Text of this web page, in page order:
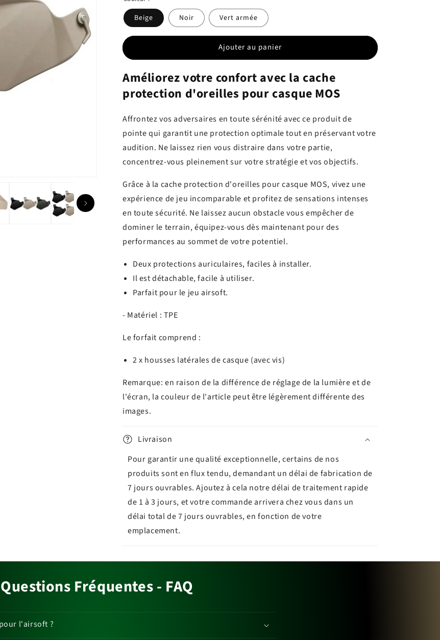
Beige Noir Vert armée
Ajouter au panier
Améliorez votre confort avec la cache
protection d'oreilles pour casque MOS
Affrontez vos adversaires en toute sérénité avec ce produit de
pointe qui garantit une protection optimale tout en préservant votre
audition. Ne laissez rien vous distraire dans votre partie,
concentrez-vous pleinement sur votre stratégie et vos objectifs.
Grâce à la cache protection d'oreilles pour casque MOS, vivez une
expérience de jeu incomparable et profitez de sensations intenses
en toute sécurité. Ne laissez aucun obstacle vous empêcher de
dominer le terrain, équipez-vous dès maintenant pour des
performances au sommet de votre potentiel.
Deux protections auriculaires, faciles à installer.
Il est détachable, facile à utiliser.
Parfait pour le jeu airsoft.
- Matériel : TPE
Le forfait comprend :
2 x housses latérales de casque (avec vis)
Remarque: en raison de la différence de réglage de la lumière et de
l'écran, la couleur de l'article peut être légèrement différente des
images.
Livraison
Pour garantir une qualité exceptionnelle, certains de nos
produits sont en flux tendu, demandant un délai de fabrication de
7 jours ouvrables. Ajoutez à cela notre délai de traitement rapide
de 1 à 3 jours, et votre commande arrivera chez vous dans un
délai total de 7 jours ouvrables, en fonction de votre
emplacement.
Questions Fréquentes - FAQ
l'airsoft ?